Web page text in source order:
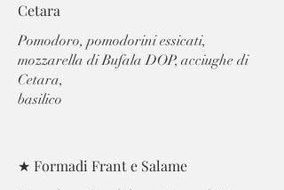
Cetara
Pomodoro, pomodorini essicati,
mozzarella di Bufala DOP, acciughe di
Cetara,
basilico
★ Formadi Frant e Salame